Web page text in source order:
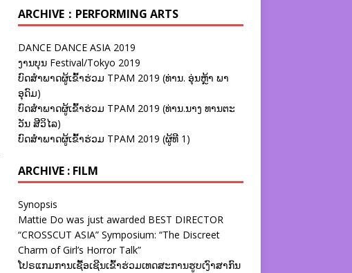
ARCHIVE：PERFORMING ARTS
DANCE DANCE ASIA 2019
ງານບຸນ Festival/Tokyo 2019
ບົດສຳພາດຜູ້ເຂົ້າຮ່ວມ TPAM 2019 (ທ່ານ. ອຸ່ນຫຼ້າ ພາ
ອຸດົມ)
ບົດສຳພາດຜູ້ເຂົ້າຮ່ວມ TPAM 2019 (ທ່ານ.ນາງ ທານຕະ
ວັນ ສີວິໄລ)
ບົດສຳພາດຜູ້ເຂົ້າຮ່ວມ TPAM 2019 (ຜູ້ທີ 1)
ARCHIVE : FILM
Synopsis
Mattie Do was just awarded BEST DIRECTOR
“CROSSCUT ASIA” Symposium: “The Discreet
Charm of Girl’s Horror Talk”
ໂປຣແກມການເຊື້ອເຊີນເຂົ້າຮ່ວມເທດສະການຮູບເງົາສາກົນ